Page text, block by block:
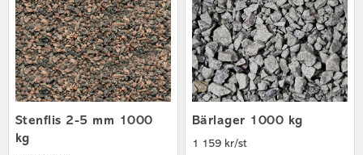
Stenflis 2-5 mm 1000
kg
Bärlager 1000 kg
1 159 kr/st